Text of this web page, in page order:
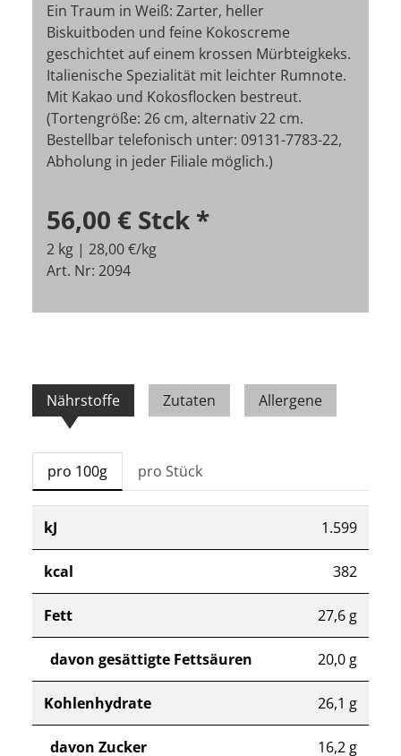
Ein Traum in Weiß: Zarter, heller
Biskuitboden und feine Kokoscreme
geschichtet auf einem krossen Mürbteigkeks.
Italienische Spezialität mit leichter Rumnote.
Mit Kakao und Kokosflocken bestreut.
(Tortengröße: 26 cm, alternativ 22 cm.
Bestellbar telefonisch unter: 09131-7783-22,
Abholung in jeder Filiale möglich.)
56,00 € Stck *
2 kg | 28,00 €/kg
Art. Nr: 2094
Nährstoffe Zutaten Allergene
pro 100g pro Stück
kJ 1.599
kcal 382
Fett 27,6 g
davon gesättigte Fettsäuren 20,0 g
Kohlenhydrate 26,1 g
davon Zucker 16,2 g